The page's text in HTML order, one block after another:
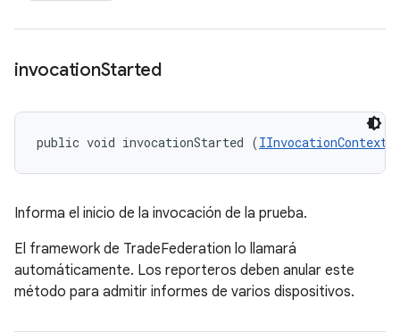
invocationStarted
public void invocationStarted (IInvocationContext
Informa el inicio de la invocación de la prueba.
El framework de TradeFederation lo llamará
automáticamente. Los reporteros deben anular este
método para admitir informes de varios dispositivos.